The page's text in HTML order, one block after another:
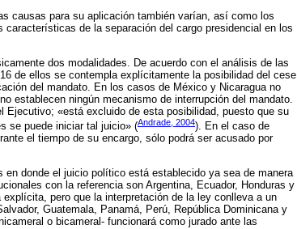
causas para su aplicación también varían, así como los
de la separación del cargo presidencial en los
dos modalidades. De acuerdo con el análisis de las
de ellos se contempla explícitamente la posibilidad del cese
del mandato. En los casos de México y Nicaragua no
establecen ningún mecanismo de interrupción del mandato.
«está excluido de esta posibilidad, puesto que su
se puede iniciar tal juicio» (Andrade, 2004). En el caso de
el tiempo de su encargo, sólo podrá ser acusado por
en donde el juicio político está establecido ya sea de manera
con la referencia son Argentina, Ecuador, Honduras y
pero que la interpretación de la ley conlleva a un
Guatemala, Panamá, Perú, República Dominicana y
o bicameral- funcionará como jurado ante las